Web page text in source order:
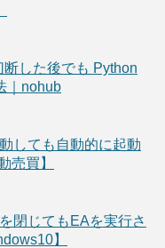
断した後でも Python
｜nohub
しても自動的に起動
売買】
閉じてもEAを実行さ
】